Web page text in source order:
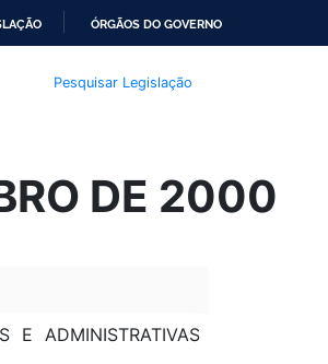
ÓRGÃOS DO GOVERNO
Pesquisar Legislação
DE 2000
E ADMINISTRATIVAS